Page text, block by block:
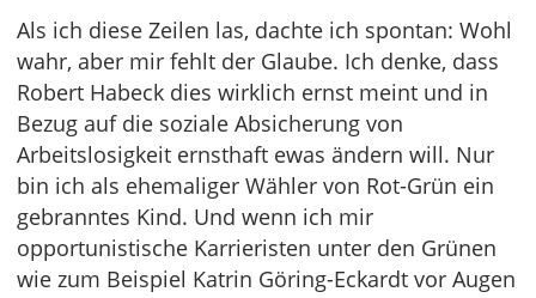
Als ich diese Zeilen las, dachte ich spontan: Wohl
wahr, aber mir fehlt der Glaube. Ich denke, dass
Robert Habeck dies wirklich ernst meint und in
Bezug auf die soziale Absicherung von
Arbeitslosigkeit ernsthaft ewas ändern will. Nur
bin ich als ehemaliger Wähler von Rot-Grün ein
gebranntes Kind. Und wenn ich mir
opportunistische Karrieristen unter den Grünen
wie zum Beispiel Katrin Göring-Eckardt vor Augen